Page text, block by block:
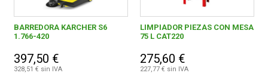
BARREDORA KARCHER S6
1.766-420
397,50 €
328,51 € sin IVA
LIMPIADOR PIEZAS CON MESA
75 L CAT220
275,60 €
227,77 € sin IVA